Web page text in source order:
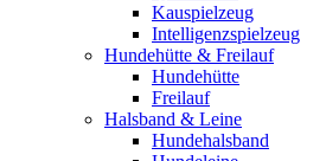
Kauspielzeug
Intelligenzspielzeug
Hundehütte & Freilauf
Hundehütte
Freilauf
Halsband & Leine
Hundehalsband